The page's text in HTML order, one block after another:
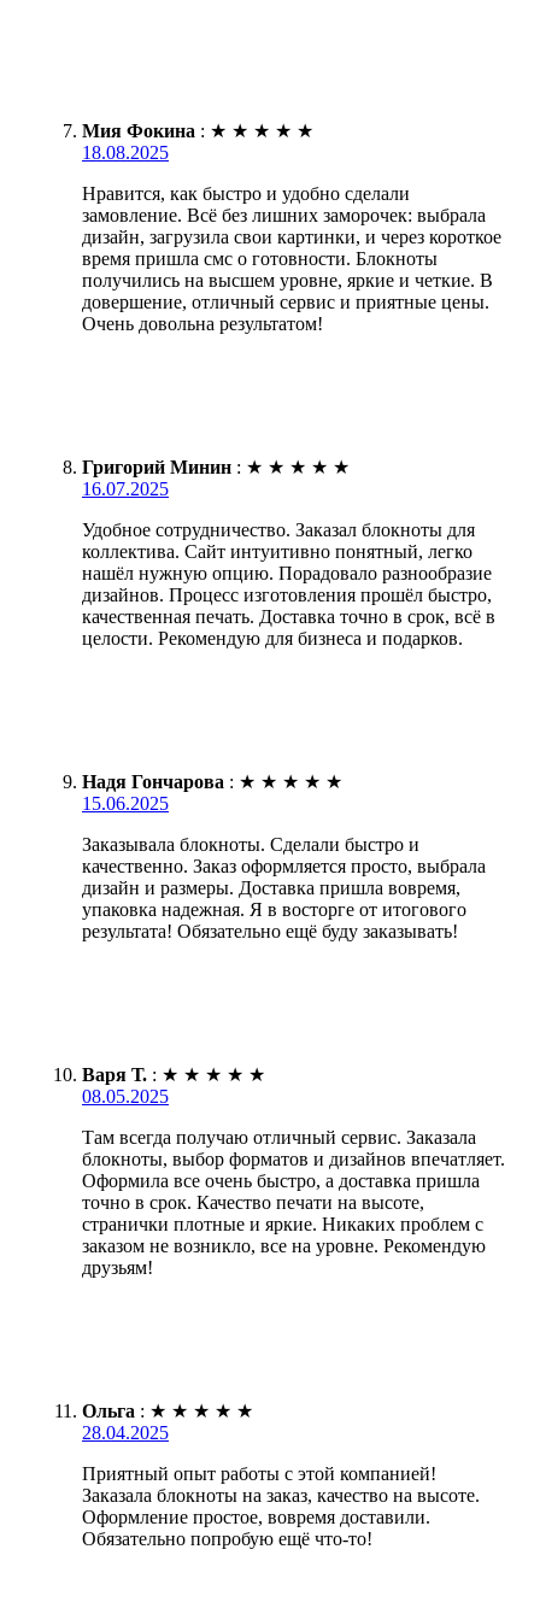
Мия Фокина : ★ ★ ★ ★ ★
18.08.2025
Нравится, как быстро и удобно сделали
замовление. Всё без лишних заморочек: выбрала
дизайн, загрузила свои картинки, и через короткое
время пришла смс о готовности. Блокноты
получились на высшем уровне, яркие и четкие. В
довершение, отличный сервис и приятные цены.
Очень довольна результатом!
Григорий Минин : ★ ★ ★ ★ ★
16.07.2025
Удобное сотрудничество. Заказал блокноты для
коллектива. Сайт интуитивно понятный, легко
нашёл нужную опцию. Порадовало разнообразие
дизайнов. Процесс изготовления прошёл быстро,
качественная печать. Доставка точно в срок, всё в
целости. Рекомендую для бизнеса и подарков.
Надя Гончарова : ★ ★ ★ ★ ★
15.06.2025
Заказывала блокноты. Сделали быстро и
качественно. Заказ оформляется просто, выбрала
дизайн и размеры. Доставка пришла вовремя,
упаковка надежная. Я в восторге от итогового
результата! Обязательно ещё буду заказывать!
Варя Т. : ★ ★ ★ ★ ★
08.05.2025
Там всегда получаю отличный сервис. Заказала
блокноты, выбор форматов и дизайнов впечатляет.
Оформила все очень быстро, а доставка пришла
точно в срок. Качество печати на высоте,
странички плотные и яркие. Никаких проблем с
заказом не возникло, все на уровне. Рекомендую
друзьям!
Ольга : ★ ★ ★ ★ ★
28.04.2025
Приятный опыт работы с этой компанией!
Заказала блокноты на заказ, качество на высоте.
Оформление простое, вовремя доставили.
Обязательно попробую ещё что-то!